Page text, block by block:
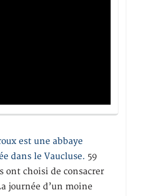
est une abbaye
dans le Vaucluse. 59
ont choisi de consacrer
journée d’un moine